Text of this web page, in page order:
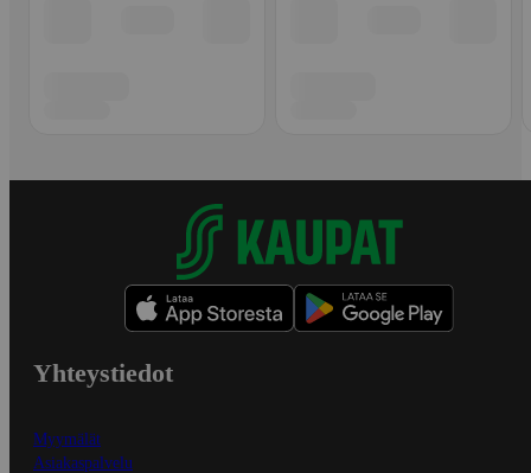
Yhteystiedot
Myymälät
Asiakaspalvelu